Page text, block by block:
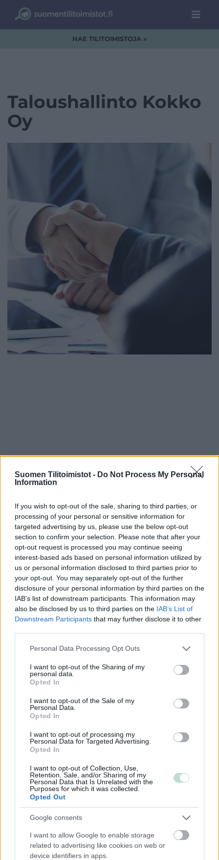
Suomen Tilitoimistot - Do Not Process My Personal
Information
If you wish to opt-out of the sale, sharing to third parties, or
processing of your personal or sensitive information for
targeted advertising by us, please use the below opt-out
section to confirm your selection. Please note that after your
opt-out request is processed you may continue seeing
interest-based ads based on personal information utilized by
us or personal information disclosed to third parties prior to
your opt-out. You may separately opt-out of the further
disclosure of your personal information by third parties on the
IAB’s list of downstream participants. This information may
also be disclosed by us to third parties on the IAB’s List of
Downstream Participants that may further disclose it to other
Please note that this website/app uses one or more Google
not limited to your visit or usage behaviour. You may click to
grant or deny consent to Google and its third-party tags to
use your data for below specified purposes in below Google
consent section.
Personal Data Processing Opt Outs
I want to opt-out of the Sharing of my
personal data.
Opted In
I want to opt-out of the Sale of my
Personal Data.
Opted In
I want to opt-out of processing my
Personal Data for Targeted Advertising.
Opted In
I want to opt-out of Collection, Use,
Retention, Sale, and/or Sharing of my
Personal Data that Is Unrelated with the
Purposes for which it was collected.
Opted Out
Google consents
I want to allow Google to enable storage
related to advertising like cookies on web or
device identifiers in apps.
HAE TILITOIMISTOJA »
Taloushallinto Kokko
Oy
Palvelukielet
Suomi
Englanti
Yhtiökoko
Pienet
Mikrot
Yhtiömuodot
Yksityinen osakeyhtiö
Asunto-osakeyhtiö
Toiminimi
Järjestöt ja yhdistykset
Toimiala
Informaatio ja viestintä
Kuljetusliike­toiminta
Palveluliiketoiminta
Terveys- ja sosiaalipalvelut
Palvelutarjonta